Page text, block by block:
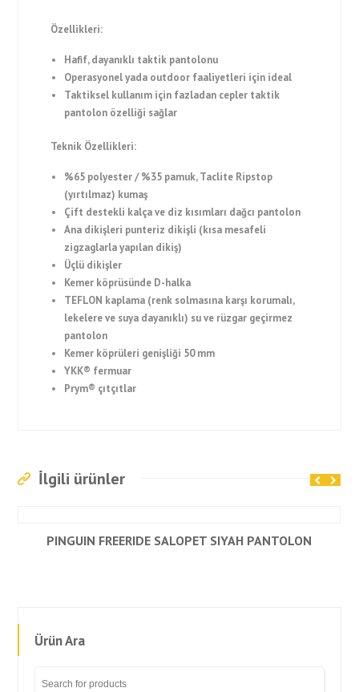
Özellikleri:
Hafif, dayanıklı taktik pantolonu
Operasyonel yada outdoor faaliyetleri için ideal
Taktiksel kullanım için fazladan cepler taktik
pantolon özelliği sağlar
Teknik Özellikleri:
%65 polyester / %35 pamuk, Taclite Ripstop
(yırtılmaz) kumaş
Çift destekli kalça ve diz kısımları dağcı pantolon
Ana dikişleri punteriz dikişli (kısa mesafeli
zigzaglarla yapılan dikiş)
Üçlü dikişler
Kemer köprüsünde D-halka
TEFLON kaplama (renk solmasına karşı korumalı,
lekelere ve suya dayanıklı) su ve rüzgar geçirmez
pantolon
Kemer köprüleri genişliği 50 mm
YKK® fermuar
Prym® çıtçıtlar
İlgili ürünler
PINGUIN FREERIDE SALOPET SIYAH PANTOLON
Ürün Ara